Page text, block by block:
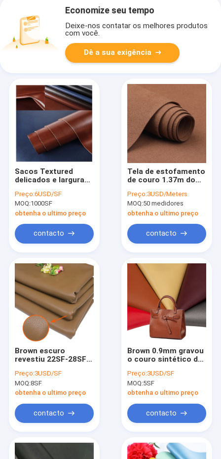
Economize seu tempo
Deixe-nos contatar os melhores produtos
com você.
Dê a sua exigência
Sacos Textured
delicados e largura
100cm do silicone
das correias
Preço:6USD/SF
MOQ:1000SF
obtenha o ultimo preço
contacto
Tela de estofamento
de couro 1.37m do
de Eco para o
vestuário
Preço:3USD/Meters
MOQ:50 medidores
obtenha o ultimo preço
contacto
Brown escuro
revestiu 22SF-28SF
cobre 1.4mm-1.5mm
grosso
Preço:3USD/SF
MOQ:8SF
obtenha o ultimo preço
contacto
Brown 0.9mm gravou
o couro sintético de
PVC para sacos
Preço:3USD/SF
MOQ:5SF
obtenha o ultimo preço
contacto